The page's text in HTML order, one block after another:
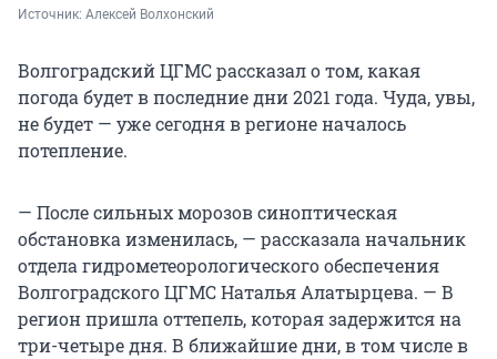
Источник: Алексей Волхонский
Волгоградский ЦГМС рассказал о том, какая
погода будет в последние дни 2021 года. Чуда, увы,
не будет — уже сегодня в регионе началось
потепление.
— После сильных морозов синоптическая
обстановка изменилась, — рассказала начальник
отдела гидрометеорологического обеспечения
Волгоградского ЦГМС Наталья Алатырцева. — В
регион пришла оттепель, которая задержится на
три-четыре дня. В ближайшие дни, в том числе в